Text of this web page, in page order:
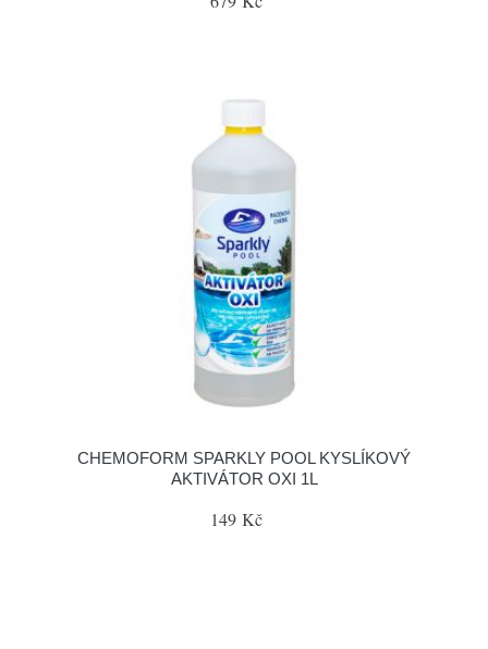
CHEMOFORM SPARKLY POOL KYSLÍKOVÝ
AKTIVÁTOR OXI 1L
149 Kč